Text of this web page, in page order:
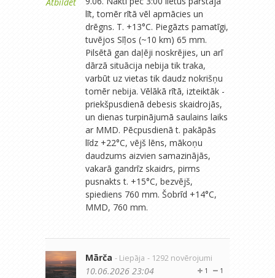
līt, tomēr rītā vēl apmācies un
drēgns. T. +13°C. Piegāzts pamatīgi,
tuvējos Sīļos (~10 km) 65 mm.
Pilsētā gan daļēji noskrējies, un arī
dārzā situācija nebija tik traka,
varbūt uz vietas tik daudz nokrišņu
tomēr nebija. Vēlākā rītā, izteiktāk -
priekšpusdienā debesis skaidrojās,
un dienas turpinājumā saulains laiks
ar MMD. Pēcpusdienā t. pakāpās
līdz +22°C, vējš lēns, mākoņu
daudzums aizvien samazinājās,
vakarā gandrīz skaidrs, pirms
pusnakts t. +15°C, bezvējš,
spiediens 760 mm. Šobrīd +14°C,
MMD, 760 mm.
Mārča - Liepāja - 1292 novērojumi
1
1
10.06.2026 23:04